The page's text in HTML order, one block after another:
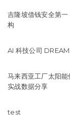
吉隆坡借钱安全第
构
AI 科技公司
马来西亚工厂太阳
实战数据分享
test